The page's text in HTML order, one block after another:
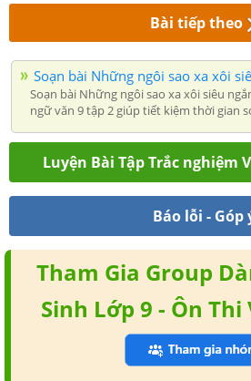
Bài tiếp theo
Soạn bài Những ngôi sao xa xôi
Soạn bài Những ngôi sao xa xôi siêu
ngữ văn 9 tập 2 giúp tiết kiệm thời gian
Luyện Bài Tập Trắc nghiệm
Báo lỗi - Góp
Tham Gia Group
Sinh Lớp 9 - Ôn Thi